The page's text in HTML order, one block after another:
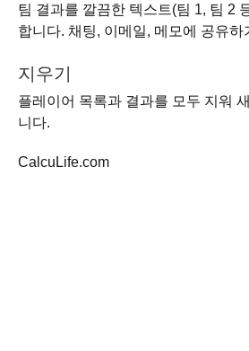
팀 결과를 깔끔한 텍스트(팀 1, 팀 2
합니다. 채팅, 이메일, 메모에 공유하
지우기
플레이어 목록과 결과를 모두 지워
니다.
CalcuLife.com